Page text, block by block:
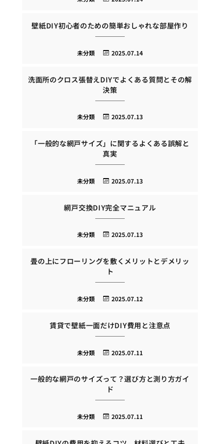
壁紙DIY初心者のための簡単おしゃれな部屋作り
2025.07.14
未分類
洗面所のクロス張替えDIYでよくある質問とその解
決策
2025.07.13
未分類
「一般的な網戸サイズ」に関するよくある誤解と
真実
2025.07.13
未分類
網戸交換DIY完全マニュアル
2025.07.13
未分類
畳の上にフローリングを敷くメリットとデメリッ
ト
2025.07.12
未分類
賃貸で壁紙一面だけDIY費用と注意点
2025.07.11
未分類
一般的な網戸のサイズって？選び方と測り方ガイ
ド
2025.07.11
未分類